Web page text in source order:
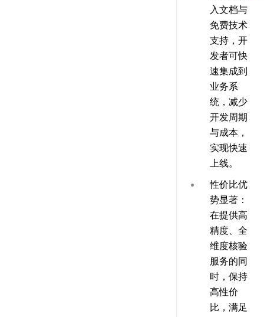
入文档与
免费技术
支持，开
发者可快
速集成到
业务系
统，减少
开发周期
与成本，
实现快速
上线。
性价比优
势显著 ：
在提供高
精度、全
维度核验
服务的同
时，保持
高性价
比，满足